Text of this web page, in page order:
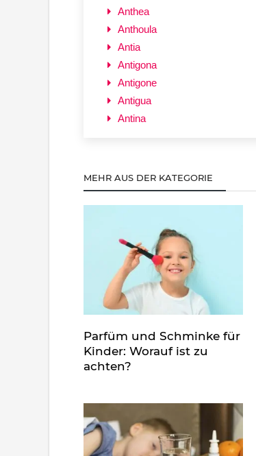
Anthea
Anthoula
Antia
Antigona
Antigone
Antigua
Antina
MEHR AUS DER KATEGORIE
Parfüm und Schminke für
Kinder: Worauf ist zu
achten?